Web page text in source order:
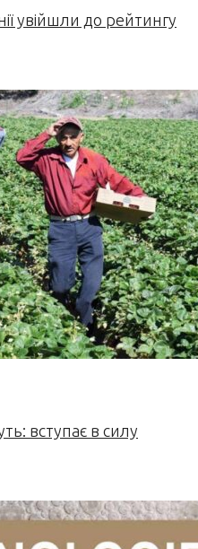
увійшли до рейтингу
вступає в силу